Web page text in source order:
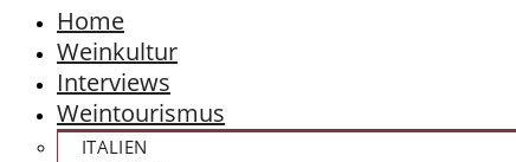
Home
Weinkultur
Interviews
Weintourismus
ITALIEN